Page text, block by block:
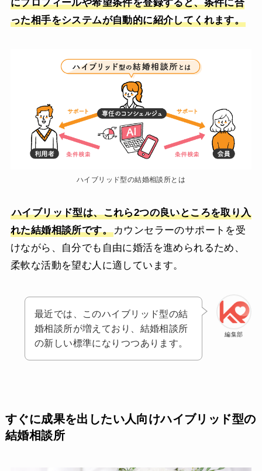
にプロフィールや希望条件を登録すると、条件に合
った相手をシステムが自動的に紹介してくれます。
ハイブリッド型の結婚相談所とは
ハイブリッド型は、これら2つの良いところを取り入
れた結婚相談所です。カウンセラーのサポートを受
けながら、自分でも自由に婚活を進められるため、
柔軟な活動を望む人に適しています。
編集部
最近では、このハイブリッド型の結
婚相談所が増えており、結婚相談所
の新しい標準になりつつあります。
すぐに成果を出したい人向けハイブリッド型の
結婚相談所